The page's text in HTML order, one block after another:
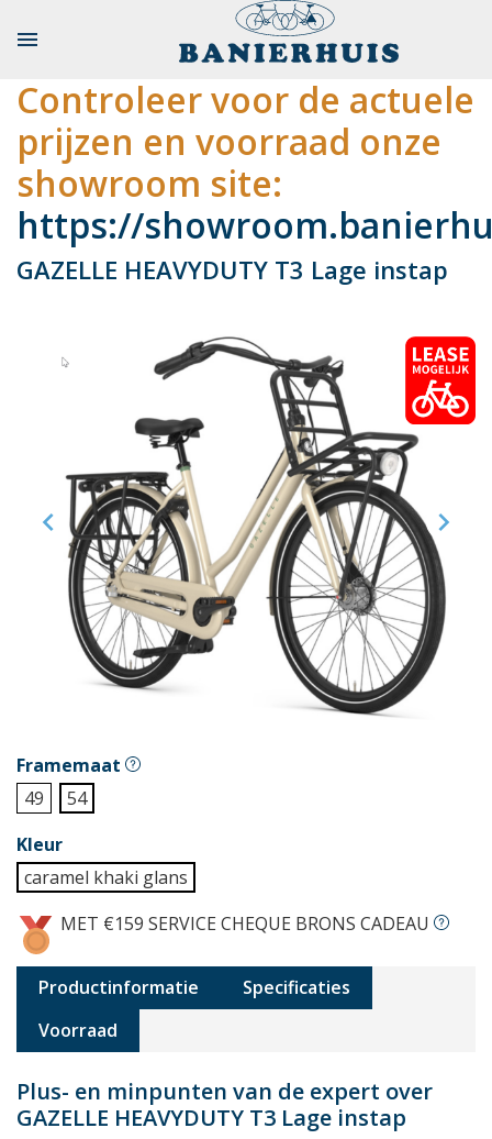

Controleer voor de actuele
prijzen en voorraad onze
showroom site:
https://
GAZELLE HEAVYDUTY T3 Lage instap
 
Framemaat
49
54
Kleur
caramel khaki glans
MET €159 SERVICE CHEQUE BRONS CADEAU
Productinformatie
Specificaties
Voorraad
Plus- en minpunten van de expert over
GAZELLE HEAVYDUTY T3 Lage instap